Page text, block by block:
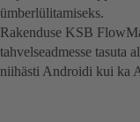
ümberlülitamiseks.
Rakenduse KSB
tahvelseadmesse tasuta
niihästi Androidi kui ka